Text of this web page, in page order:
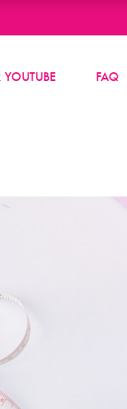
YOUTUBE FAQ